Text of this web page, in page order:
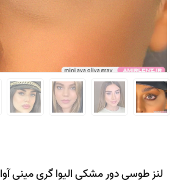
لنز طوسی دور مشکی الیوا گری مینی آوا